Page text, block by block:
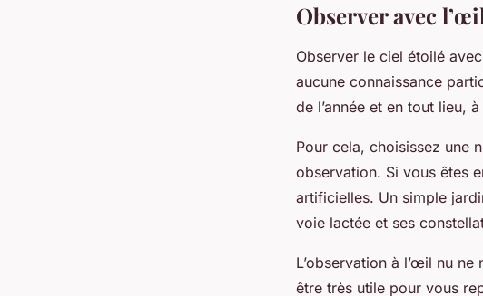
Observer avec
Observer le ciel étoilé
aucune connaissance
de l’année et en tout lieu,
Pour cela, choisissez une
observation. Si vous êtes
artificielles. Un simple
voie lactée et ses
L’observation à l’œil nu
être très utile pour vous